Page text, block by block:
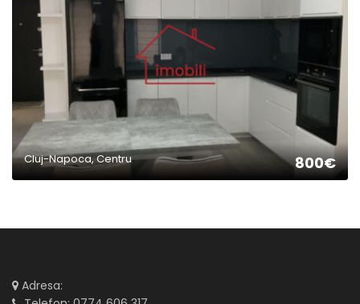
Cluj-Napoca, Centru 800€
Adresa: